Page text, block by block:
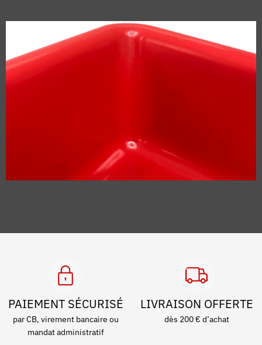
PAIEMENT SÉCURISÉ
par CB, virement bancaire ou
mandat administratif
LIVRAISON OFFERTE
dès 200 € d’achat